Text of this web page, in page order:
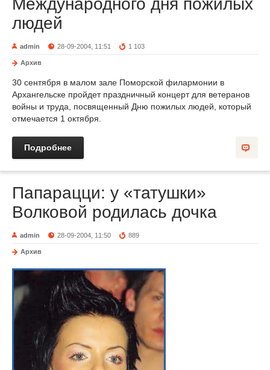
Международного дня пожилых
людей
admin 28-09-2004, 11:51 1 103
Архив
30 сентября в малом зале Поморской филармонии в
Архангельске пройдет праздничный концерт для ветеранов
войны и труда, посвященный Дню пожилых людей, который
отмечается 1 октября.
Подробнее
Папарацци: у «татушки»
Волковой родилась дочка
admin 28-09-2004, 11:50 889
Архив